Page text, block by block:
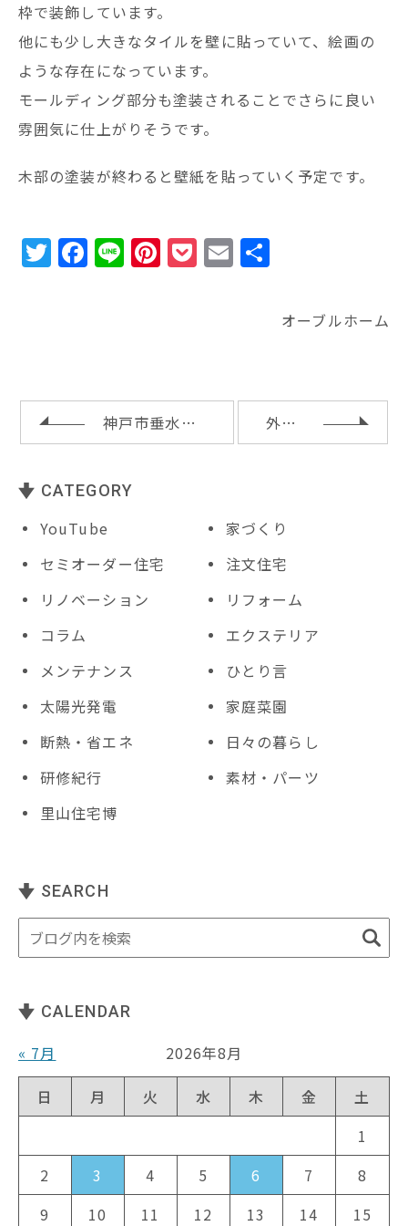
枠で装飾しています。
他にも少し大きなタイルを壁に貼っていて、絵画の
ような存在になっています。
モールディング部分も塗装されることでさらに良い
雰囲気に仕上がりそうです。
木部の塗装が終わると壁紙を貼っていく予定です。
T
w
F
a
o
o
k
Li
n
Pi
n
st
P
o
t
E
m
オーブルホーム
神戸市垂水区ＫＹ様邸の上棟 外付加断熱
CATEGORY
YouTube
家づくり
セミオーダー住宅
注文住宅
リノベーション
リフォーム
コラム
エクステリア
メンテナンス
ひとり言
太陽光発電
家庭菜園
断熱・省エネ
日々の暮らし
研修紀行
素材・パーツ
里山住宅博
SEARCH
CALENDAR
« 7月
2026年8月
日
月 火 水 木 金
土
1
2
3 4 5 6 7
8
9
10 11 12 13 14
15